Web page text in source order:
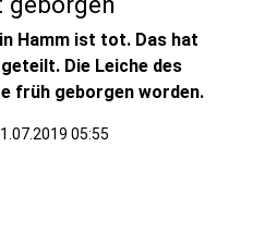
Hamm ist tot. Das hat
Die Leiche des
früh geborgen worden.
05:55